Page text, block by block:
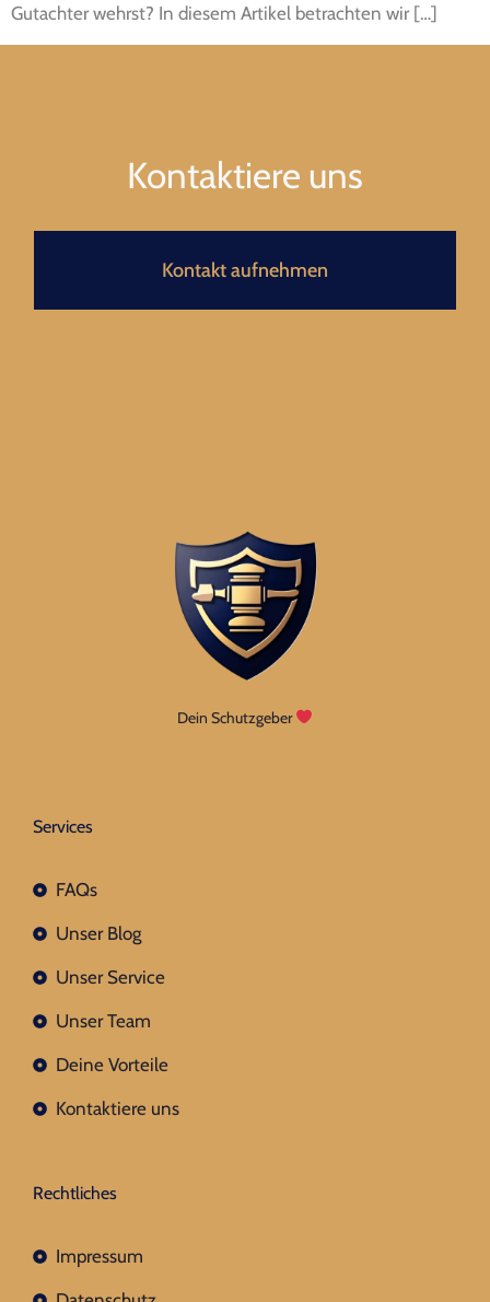
Gutachter wehrst? In diesem Artikel betrachten wir […]
Kontaktiere uns
Kontakt aufnehmen
Dein Schutzgeber
Services
FAQs
Unser Blog
Unser Service
Unser Team
Deine Vorteile
Kontaktiere uns
Rechtliches
Impressum